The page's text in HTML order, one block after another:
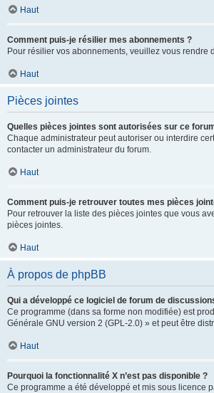
Haut
Comment puis-je résilier mes abonnements ?
Pour résilier vos abonnements, veuillez vous
Haut
Pièces jointes
Quelles pièces jointes sont autorisées sur ce
Chaque administrateur peut autoriser ou interdire
contacter un administrateur du forum.
Haut
Comment puis-je retrouver toutes mes pièces
Pour retrouver la liste des pièces jointes que vous
pièces jointes.
Haut
À propos de phpBB
Qui a développé ce logiciel de forum de
Ce programme (dans sa forme non modifiée) est
Générale GNU version 2 (GPL-2.0) » et peut être
Haut
Pourquoi la fonctionnalité X n’est pas disponible ?
Ce programme a été développé et mis sous licence